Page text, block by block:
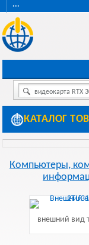
···
видеокарта RTX
КАТАЛОГ
Компьютеры,
внешний вид